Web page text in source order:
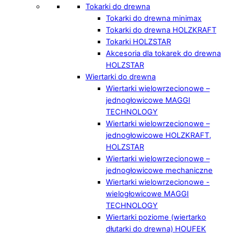
Tokarki do drewna
Tokarki do drewna minimax
Tokarki do drewna HOLZKRAFT
Tokarki HOLZSTAR
Akcesoria dla tokarek do drewna
HOLZSTAR
Wiertarki do drewna
Wiertarki wielowrzecionowe –
jednogłowicowe MAGGI
TECHNOLOGY
Wiertarki wielowrzecionowe –
jednogłowicowe HOLZKRAFT,
HOLZSTAR
Wiertarki wielowrzecionowe –
jednogłowicowe mechaniczne
Wiertarki wielowrzecionowe -
wielogłowicowe MAGGI
TECHNOLOGY
Wiertarki poziome (wiertarko
dłutarki do drewna) HOUFEK